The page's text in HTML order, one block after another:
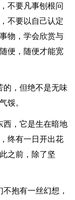
不要凡事刨根问
不要以自己认定
物，学会欣赏与
便，随便才能宽
，但绝不是无味
馁。
，它是生在暗地
终有一日开出花
之前，除了坚
抱有一丝幻想，